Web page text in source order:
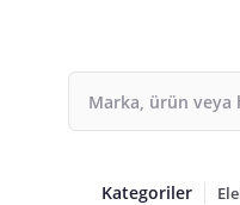
Kategoriler